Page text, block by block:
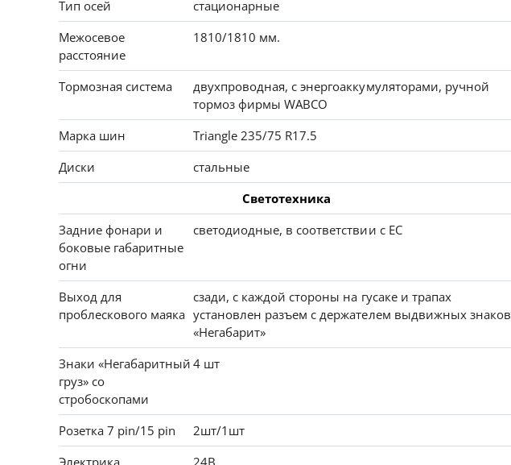
Тип осей
стационарные
Межосевое
расстояние
1810/1810 мм.
Тормозная система
двухпроводная, с энергоаккумуляторами, ручной
тормоз фирмы WABCO
Марка шин
Triangle 235/75 R17.5
Диски
стальные
Светотехника
Задние фонари и
боковые габаритные
огни
светодиодные, в соответствии с EC
Выход для
проблескового маяка
сзади, с каждой стороны на гусаке и трапах
установлен разъем с держателем выдвижных знаков
«Негабарит»
Знаки «Негабаритный
груз» со
стробоскопами
4 шт
Розетка 7 pin/15 pin
2шт/1шт